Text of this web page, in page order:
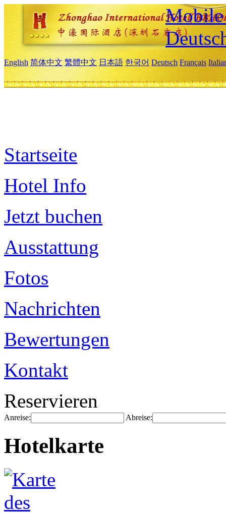
Mobile
English 简体中文 繁體中文 日本語 한국어 Deutsch Français
Startseite
Hotel Info
Jetzt buchen
Ausstattung
Fotos
Nachrichten
Bewertungen
Kontakt
Reservieren
Anreise: Abreise:
Hotelkarte